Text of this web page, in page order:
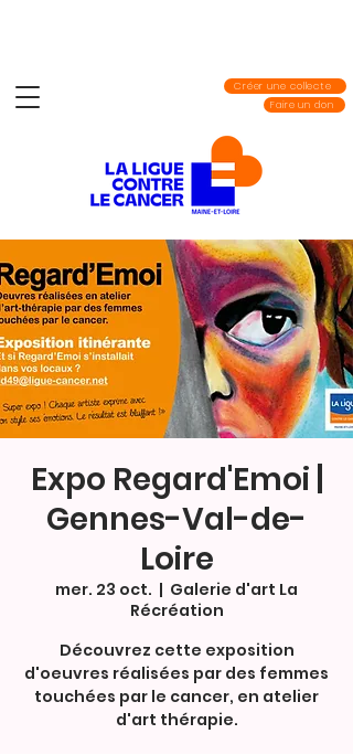
Créer une collecte
Faire un don
Expo Regard'Emoi |
Gennes-Val-de-
Loire
mer. 23 oct.
  |
Galerie d'art La
Récréation
Découvrez cette exposition
d'oeuvres réalisées par des femmes
touchées par le cancer, en atelier
d'art thérapie.